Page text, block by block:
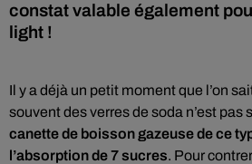
constat valable également
light !
Il y a déjà un petit moment que l’on
souvent des verres de soda n’est pas
canette de boisson gazeuse de ce
l’absorption de 7 sucres. Pour